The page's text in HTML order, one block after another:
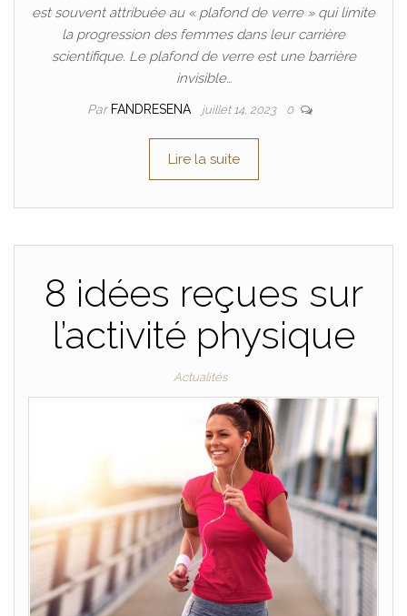
est souvent attribuée au « plafond de verre » qui limite
la progression des femmes dans leur carrière
scientifique. Le plafond de verre est une barrière
invisible…
Par FANDRESENA juillet 14, 2023 0
Lire la suite
8 idées reçues sur
l’activité physique
Actualités